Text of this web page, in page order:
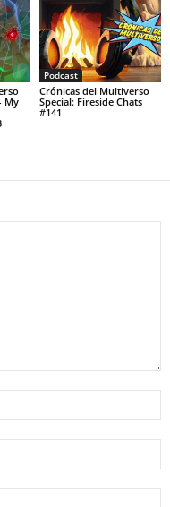
My
Podcast
Crónicas del Multiverso
Special: Fireside Chats
#141